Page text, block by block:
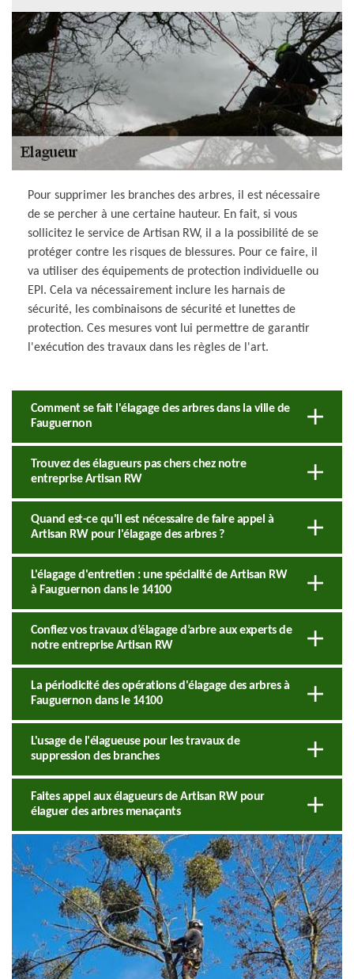
Pour supprimer les branches des arbres, il est nécessaire
de se percher à une certaine hauteur. En fait, si vous
sollicitez le service de Artisan RW, il a la possibilité de se
protéger contre les risques de blessures. Pour ce faire, il
va utiliser des équipements de protection individuelle ou
EPI. Cela va nécessairement inclure les harnais de
sécurité, les combinaisons de sécurité et lunettes de
protection. Ces mesures vont lui permettre de garantir
l'exécution des travaux dans les règles de l'art.
Comment se fait l'élagage des arbres dans la ville de
Fauguernon
Trouvez des élagueurs pas chers chez notre
entreprise Artisan RW
Quand est-ce qu'il est nécessaire de faire appel à
Artisan RW pour l'élagage des arbres ?
L'élagage d'entretien : une spécialité de Artisan RW
à Fauguernon dans le 14100
Confiez vos travaux d’élagage d’arbre aux experts de
notre entreprise Artisan RW
La périodicité des opérations d'élagage des arbres à
Fauguernon dans le 14100
L'usage de l'élagueuse pour les travaux de
suppression des branches
Faites appel aux élagueurs de Artisan RW pour
élaguer des arbres menaçants